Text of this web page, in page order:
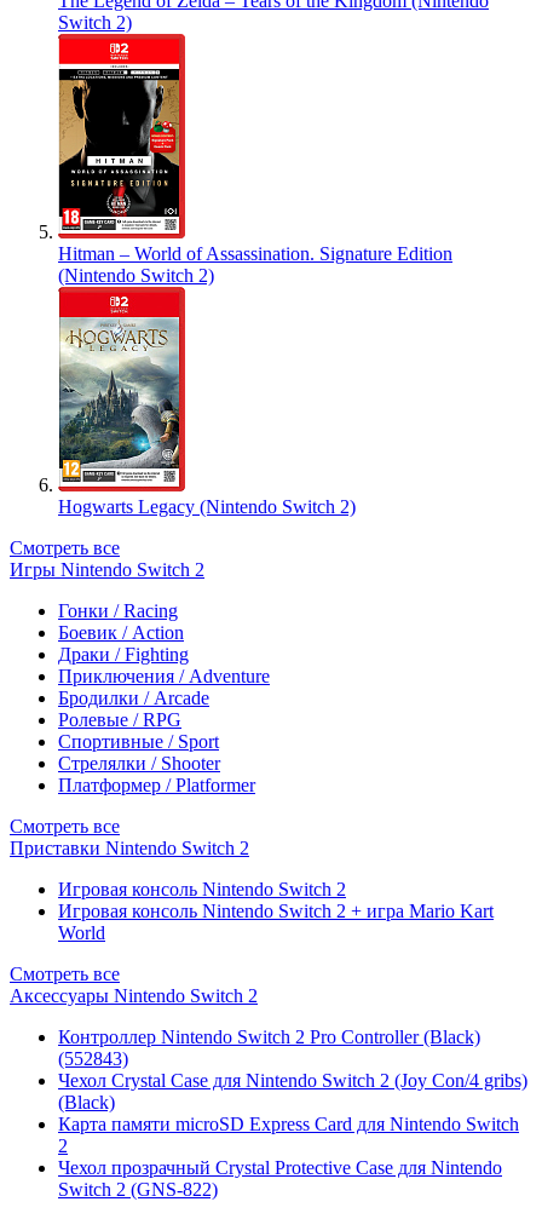
Switch 2)
Hitman – World of Assassination. Signature Edition
(Nintendo Switch 2)
Hogwarts Legacy (Nintendo Switch 2)
Смотреть все
Игры Nintendo Switch 2
Гонки / Racing
Боевик / Action
Драки / Fighting
Приключения / Adventure
Бродилки / Arcade
Ролевые / RPG
Спортивные / Sport
Стрелялки / Shooter
Платформер / Platformer
Смотреть все
Приставки Nintendo Switch 2
Игровая консоль Nintendo Switch 2
Игровая консоль Nintendo Switch 2 + игра Mario Kart
World
Смотреть все
Аксессуары Nintendo Switch 2
Контроллер Nintendo Switch 2 Pro Controller (Black)
(552843)
Чехол Сrystal Сase для Nintendo Switch 2 (Joy Con/4 gribs)
(Black)
Карта памяти microSD Express Card для Nintendo Switch
2
Чехол прозрачный Crystal Protective Case для Nintendo
Switch 2 (GNS-822)